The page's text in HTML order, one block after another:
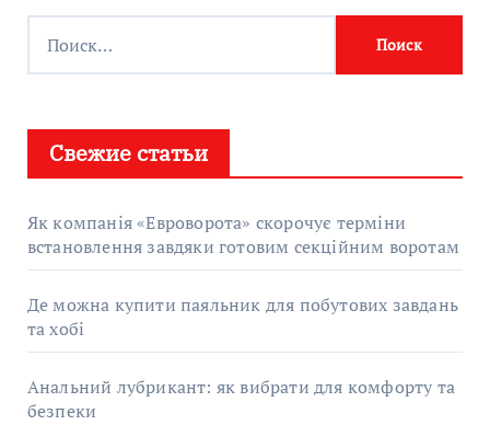
Свежие статьи
Як компанія «Евроворота» скорочує терміни
встановлення завдяки готовим секційним воротам
Де можна купити паяльник для побутових завдань
та хобі
Анальний лубрикант: як вибрати для комфорту та
безпеки